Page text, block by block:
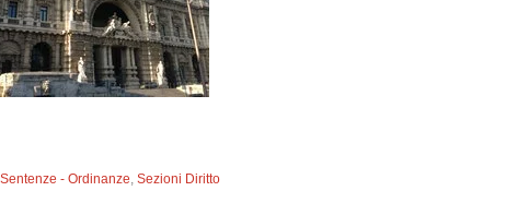
Sentenze - Ordinanze,Sezioni Diritto